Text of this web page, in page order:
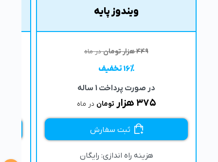
ویندوز پایه
۴۴۹ هزار تومان در ماه
۱۶% تخفیف
در صورت پرداخت 1 ساله
۳۷۵ هزار تومان در ماه
ثبت سفارش
هزینه راه اندازی: رایگان